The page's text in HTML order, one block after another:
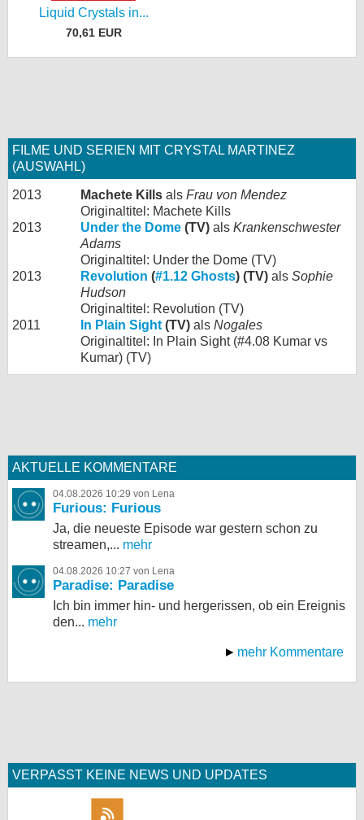
Liquid Crystals in...
70,61 EUR
FILME UND SERIEN MIT CRYSTAL MARTINEZ
(AUSWAHL)
2013 Machete Kills als Frau von Mendez
Originaltitel: Machete Kills
2013
Under the Dome (TV) als Krankenschwester
Adams
Originaltitel: Under the Dome (TV)
2013
Revolution (#1.12 Ghosts) (TV) als Sophie
Hudson
Originaltitel: Revolution (TV)
2011
In Plain Sight (TV) als Nogales
Originaltitel: In Plain Sight (#4.08 Kumar vs
Kumar) (TV)
AKTUELLE KOMMENTARE
04.08.2026 10:29 von Lena
Furious: Furious
Ja, die neueste Episode war gestern schon zu
streamen,... mehr
04.08.2026 10:27 von Lena
Paradise: Paradise
Ich bin immer hin- und hergerissen, ob ein Ereignis
den... mehr
mehr Kommentare
VERPASST KEINE NEWS UND UPDATES